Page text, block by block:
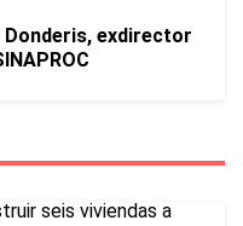
Donderis, exdirector